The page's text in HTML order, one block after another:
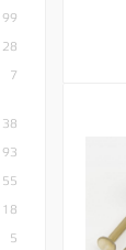
99
28
7
38
93
55
18
5